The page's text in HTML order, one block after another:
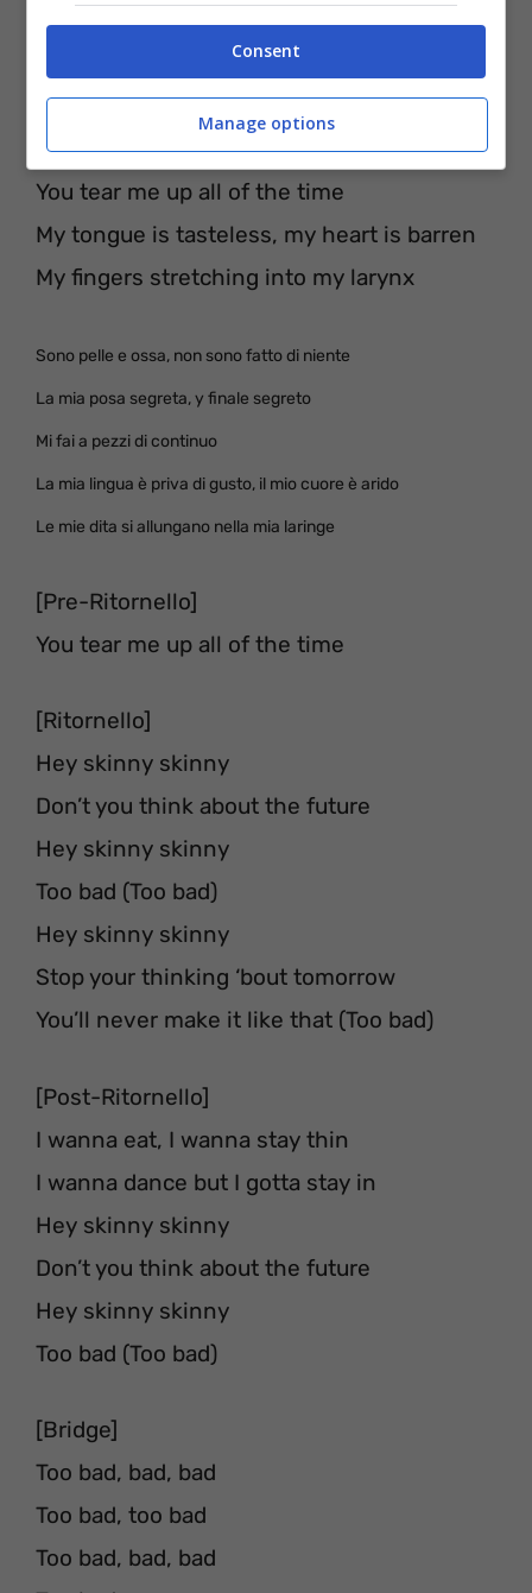
I’m skin and bone, I’m made of nothing
My secret pose, my secret ending
You tear me up all of the time
My tongue is tasteless, my heart is barren
My fingers stretching into my larynx
Sono pelle e ossa, non sono fatto di niente
La mia posa segreta, y finale segreto
Mi fai a pezzi di continuo
La mia lingua è priva di gusto, il mio cuore è arido
Le mie dita si allungano nella mia laringe
[Pre-Ritornello]
You tear me up all of the time
[Ritornello]
Hey skinny skinny
Don’t you think about the future
Hey skinny skinny
Too bad (Too bad)
Hey skinny skinny
Stop your thinking ‘bout tomorrow
You’ll never make it like that (Too bad)
[Post-Ritornello]
I wanna eat, I wanna stay thin
I wanna dance but I gotta stay in
Hey skinny skinny
Don’t you think about the future
Hey skinny skinny
Too bad (Too bad)
[Bridge]
Too bad, bad, bad
Too bad, too bad
Too bad, bad, bad
Consent
Manage options